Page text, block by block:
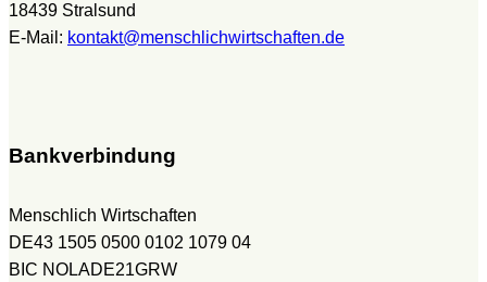
18439 Stralsund
E-Mail: kontakt@menschlichwirtschaften.de
Bankverbindung
Menschlich Wirtschaften
DE43 1505 0500 0102 1079 04
BIC NOLADE21GRW